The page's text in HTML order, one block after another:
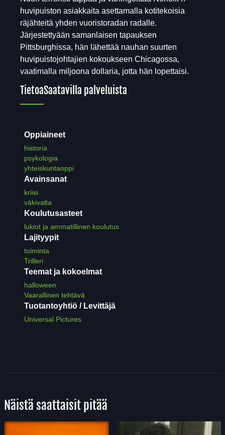
huvipuiston asiakkaita asettamalla kotitekoisia
räjähteitä yhden vuoristoradan radalle.
Järjestettyään samanlaisen tapauksen
Pittsburghissa, hän lähettää nauhan suurten
huvipuistojohtajien kokoukseen Chicagossa,
vaatimalla miljoona dollaria, jotta hän lopettaisi.
TietoaSaatavilla palveluista
Oppiaineet
historia
psykologia
yhteiskuntaoppi
Avainsanat
kriisi
väkivalta
Koulutusasteet
lukiot ja ammatillinen koulutus
Lajityypit
toiminta
Trilleri
Teemat ja kokoelmat
halloween
Vaarallinen tehtävä
Tuotantoyhtiö / Levittäjä
Universal Pictures
Näistä saattaisit pitää